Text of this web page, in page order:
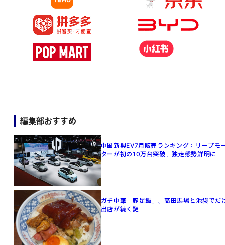
編集部おすすめ
中国新興EV7月販売ランキング：リープモ
ターが初の10万台突破、独走態勢鮮明に
ガチ中華「豚足飯」、高田馬場と池袋でだ
出店が続く謎